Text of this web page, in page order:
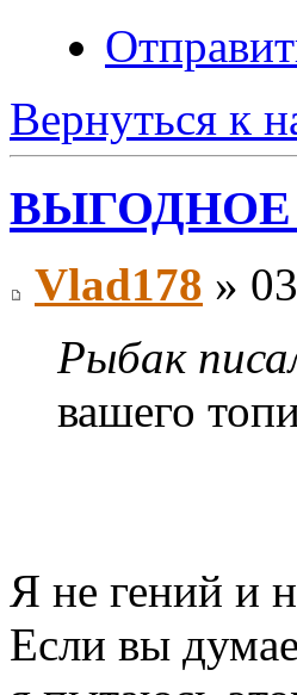
Вернуться к
ВЫГОДНОЕ
Vlad178 »
Рыбак
вашего
Я не гений и
Если вы